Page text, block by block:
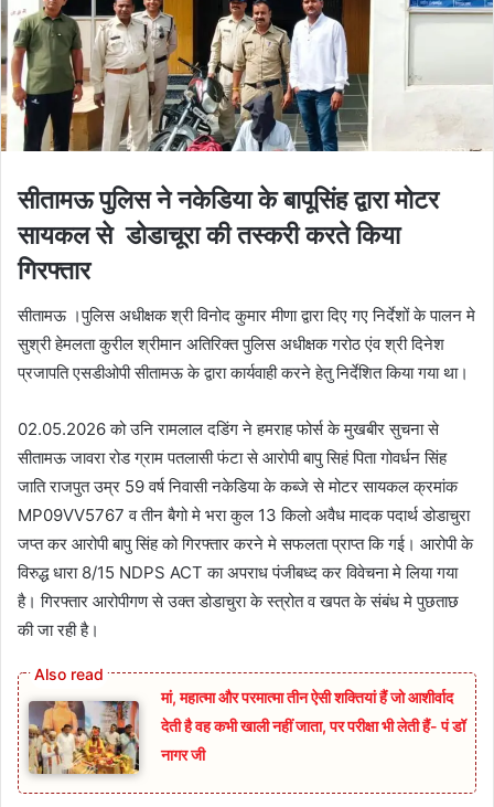
सीतामऊ पुलिस ने नकेडिया के बापूसिंह द्वारा मोटर
सायकल से डोडाचूरा की तस्करी करते किया
गिरफ्तार
सीतामऊ ।पुलिस अधीक्षक श्री विनोद कुमार मीणा द्वारा दिए गए निर्देशों के पालन मे
सुश्री हेमलता कुरील श्रीमान अतिरिक्त पुलिस अधीक्षक गरोठ एंव श्री दिनेश
प्रजापति एसडीओपी सीतामऊ के द्वारा कार्यवाही करने हेतु निर्देशित किया गया था।
02.05.2026 को उनि रामलाल दडिंग ने हमराह फोर्स के मुखबीर सुचना से
सीतामऊ जावरा रोड ग्राम पतलासी फंटा से आरोपी बापु सिहं पिता गोवर्धन सिंह
जाति राजपुत उम्र 59 वर्ष निवासी नकेडिया के कब्जे से मोटर सायकल क्रमांक
MP09VV5767 व तीन बैगो मे भरा कुल 13 किलो अवैध मादक पदार्थ डोडाचुरा
जप्त कर आरोपी बापु सिंह को गिरफ्तार करने मे सफलता प्राप्त कि गई। आरोपी के
विरुद्ध धारा 8/15 NDPS ACT का अपराध पंजीबध्द कर विवेचना मे लिया गया
है। गिरफ्तार आरोपीगण से उक्त डोडाचुरा के स्त्रोत व खपत के संबंध मे पुछताछ
की जा रही है।
मां, महात्मा और परमात्मा तीन ऐसी शक्तियां हैं जो आशीर्वाद
देती है वह कभी खाली नहीं जाता, पर परीक्षा भी लेती हैं- पं डॉ
नागर जी